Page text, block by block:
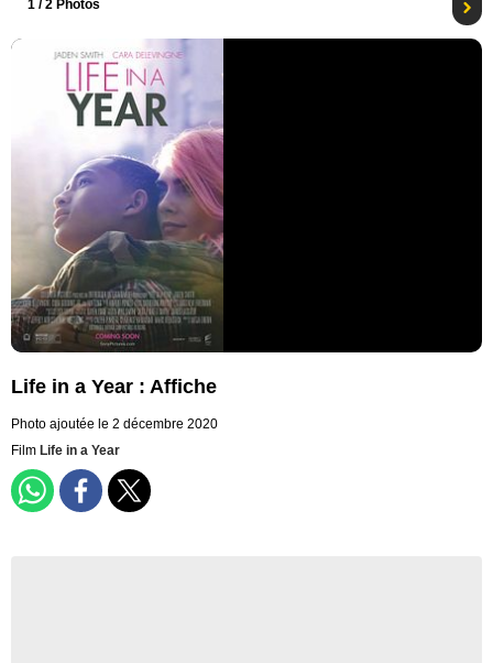
1 / 2 Photos
Life in a Year : Affiche
Photo ajoutée le 2 décembre 2020
Film Life in a Year